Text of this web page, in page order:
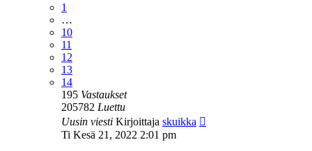
1
…
10
11
12
13
14
195 Vastaukset
205782 Luettu
Uusin viesti Kirjoittaja skuikka
Ti Kesä 21, 2022 2:01 pm